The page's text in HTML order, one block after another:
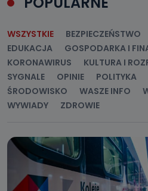
WSZYSTKIE BEZPIECZEŃSTWO
EDUKACJA
GOSPODARKA I
KORONAWIRUS
KULTURA I
SYGNALE
OPINIE POLITYKA
ŚRODOWISKO
WASZE INFO
WYWIADY
ZDROWIE